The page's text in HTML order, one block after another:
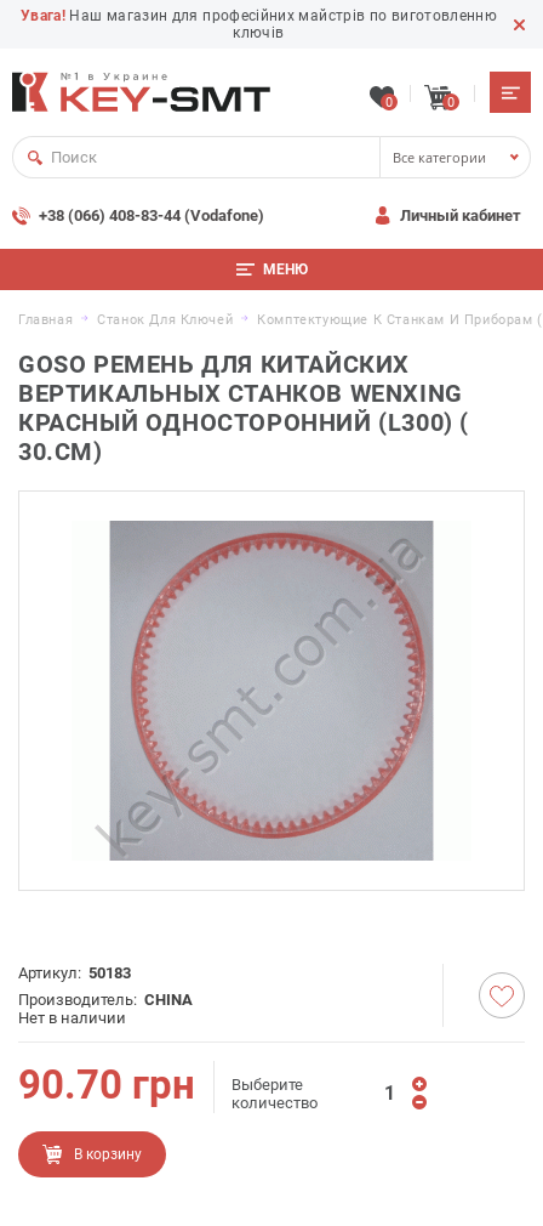
Увага! Наш магазин для професійних майстрів по виготовленню
ключів
0 0
Все категории
+38 (066) 408-83-44 (Vodafone) Личный кабинет
МЕНЮ
Главная Станок Для Ключей Комптектующие К Станкам И Приборам
GOSO РЕМЕНЬ ДЛЯ КИТАЙСКИХ
ВЕРТИКАЛЬНЫХ СТАНКОВ WENXING
КРАСНЫЙ ОДНОСТОРОННИЙ (L300) (
30.СМ)
Артикул: 50183
Производитель: CHINA
Нет в наличии
90.70 грн
Выберите
количество
В корзину